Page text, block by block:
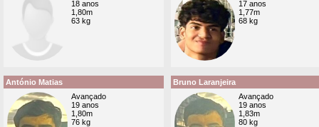
18 anos
1,80m
63 kg
17 anos
1,77m
68 kg
António Matias
Avançado
19 anos
1,80m
76 kg
Bruno Laranjeira
Avançado
19 anos
1,83m
80 kg